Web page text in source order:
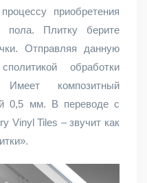
приобретения
пола. Плитку берите
Отправляя данную
обработки
композитный
0,5 мм. В переводе с
Vinyl Tiles – звучит как